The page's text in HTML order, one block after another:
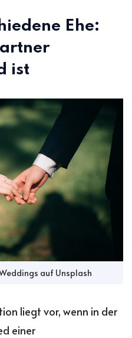
Ehe:
ist
auf Unsplash
liegt vor, wenn in der
einer